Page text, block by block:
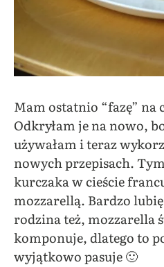
Mam ostatnio “fazę” na
Odkryłam je na nowo,
używałam i teraz
nowych przepisach.
kurczaka w cieście
mozzarellą. Bardzo
rodzina też, mozzarella
komponuje, dlatego to
wyjątkowo pasuje 🙂